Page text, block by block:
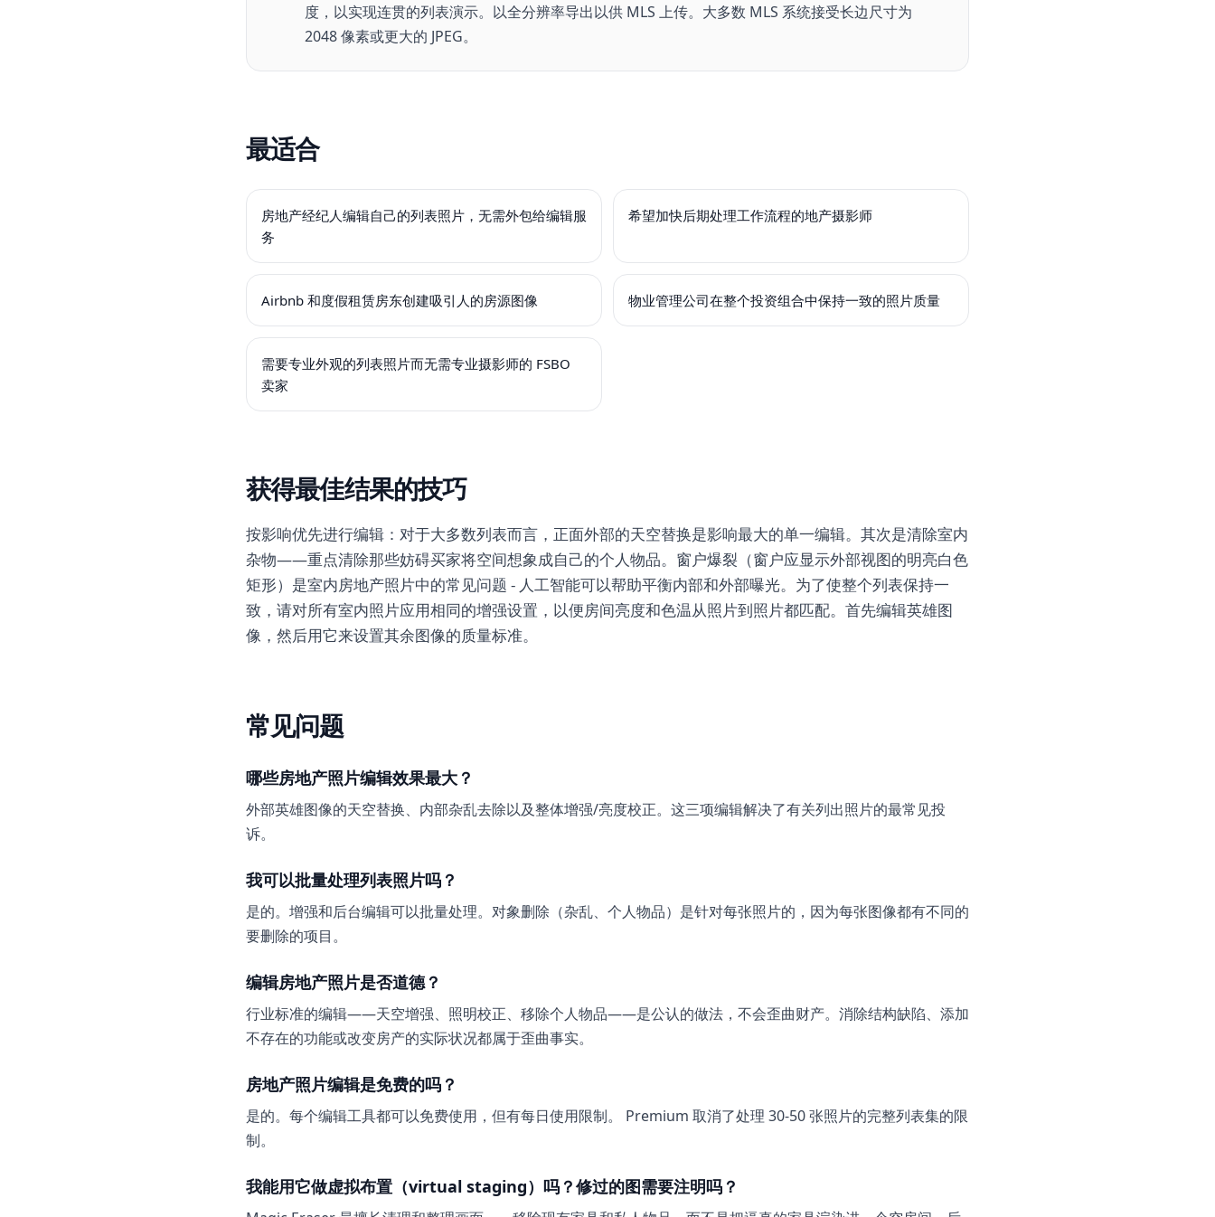
度，以实现连贯的列表演示。以全分辨率导出以供 MLS 上传。大多数 MLS 系统接受长边尺寸为
2048 像素或更大的 JPEG。
最适合
房地产经纪人编辑自己的列表照片，无需外包给编辑服
务
希望加快后期处理工作流程的地产摄影师
Airbnb 和度假租赁房东创建吸引人的房源图像 物业管理公司在整个投资组合中保持一致的照片质量
需要专业外观的列表照片而无需专业摄影师的 FSBO
卖家
获得最佳结果的技巧
按影响优先进行编辑：对于大多数列表而言，正面外部的天空替换是影响最大的单一编辑。其次是清除室内
杂物——重点清除那些妨碍买家将空间想象成自己的个人物品。窗户爆裂（窗户应显示外部视图的明亮白色
矩形）是室内房地产照片中的常见问题 - 人工智能可以帮助平衡内部和外部曝光。为了使整个列表保持一
致，请对所有室内照片应用相同的增强设置，以便房间亮度和色温从照片到照片都匹配。首先编辑英雄图
像，然后用它来设置其余图像的质量标准。
常见问题
哪些房地产照片编辑效果最大？
外部英雄图像的天空替换、内部杂乱去除以及整体增强/亮度校正。这三项编辑解决了有关列出照片的最常见投
诉。
我可以批量处理列表照片吗？
是的。增强和后台编辑可以批量处理。对象删除（杂乱、个人物品）是针对每张照片的，因为每张图像都有不同的
要删除的项目。
编辑房地产照片是否道德？
行业标准的编辑——天空增强、照明校正、移除个人物品——是公认的做法，不会歪曲财产。消除结构缺陷、添加
不存在的功能或改变房产的实际状况都属于歪曲事实。
房地产照片编辑是免费的吗？
是的。每个编辑工具都可以免费使用，但有每日使用限制。 Premium 取消了处理 30-50 张照片的完整列表集的限
制。
我能用它做虚拟布置（virtual staging）吗？修过的图需要注明吗？